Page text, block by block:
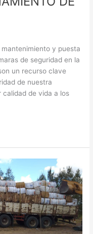
y puesta
de seguridad en la
un recurso clave
de nuestra
calidad de vida a los